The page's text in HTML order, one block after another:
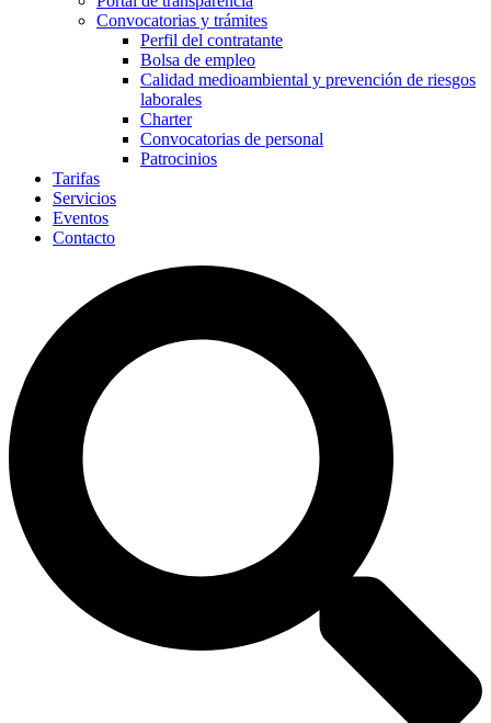
Convocatorias y trámites
Perfil del contratante
Bolsa de empleo
Calidad medioambiental y prevención de riesgos
laborales
Charter
Convocatorias de personal
Patrocinios
Tarifas
Servicios
Eventos
Contacto